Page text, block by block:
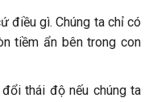
điều gì. Chúng ta chỉ có
tiềm ẩn bên trong con
thái độ nếu chúng ta